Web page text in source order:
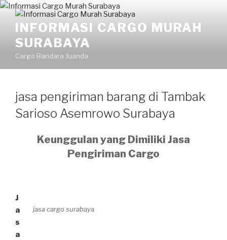
Skip
contentINFORMASI CARGO MURAH
SURABAYA
Cargo Bandara Juanda
jasa pengiriman barang di Tambak
Sarioso Asemrowo Surabaya
Keunggulan yang Dimiliki Jasa
Pengiriman Cargo
jasa cargo surabaya
J
a
s
a